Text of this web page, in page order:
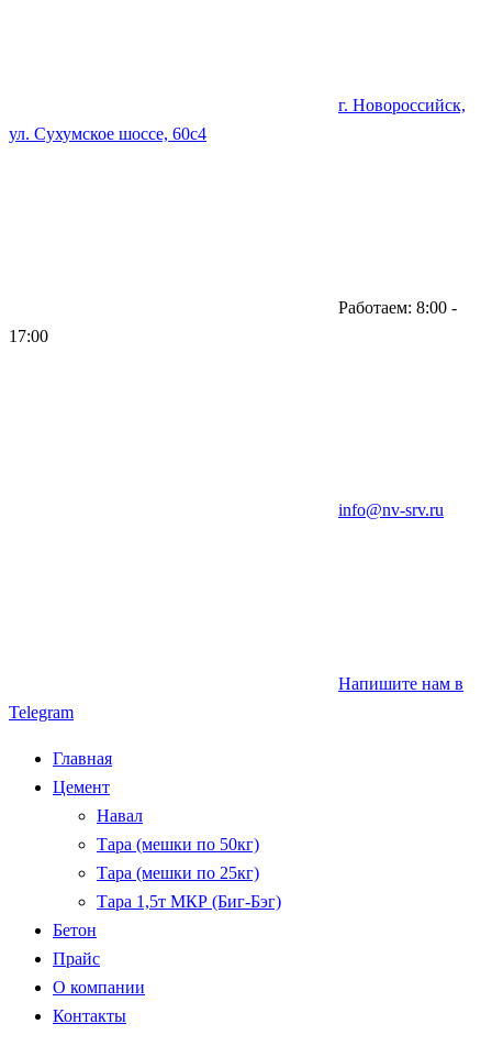
г. Новороссийск,
ул. Сухумское шоссе, 60с4
Работаем: 8:00 -
17:00
info@nv-srv.ru
Напишите нам в
Telegram
Главная
Цемент
Навал
Тара (мешки по 50кг)
Тара (мешки по 25кг)
Тара 1,5т МКР (Биг-Бэг)
Бетон
Прайс
О компании
Контакты